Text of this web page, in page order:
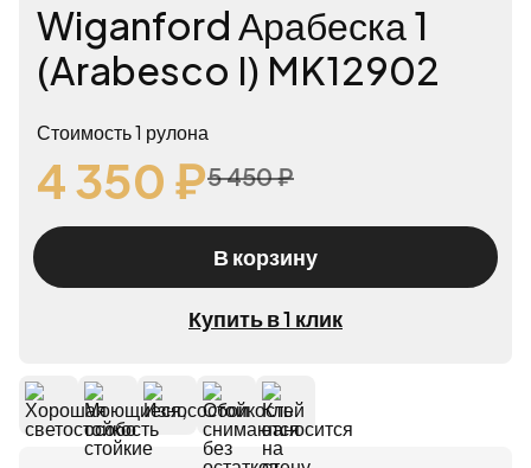
Wiganford Арабеска 1
(Arabesco I) MK12902
Стоимость 1 рулона
4 350 ₽5 450 ₽
В корзину
Купить в 1 клик